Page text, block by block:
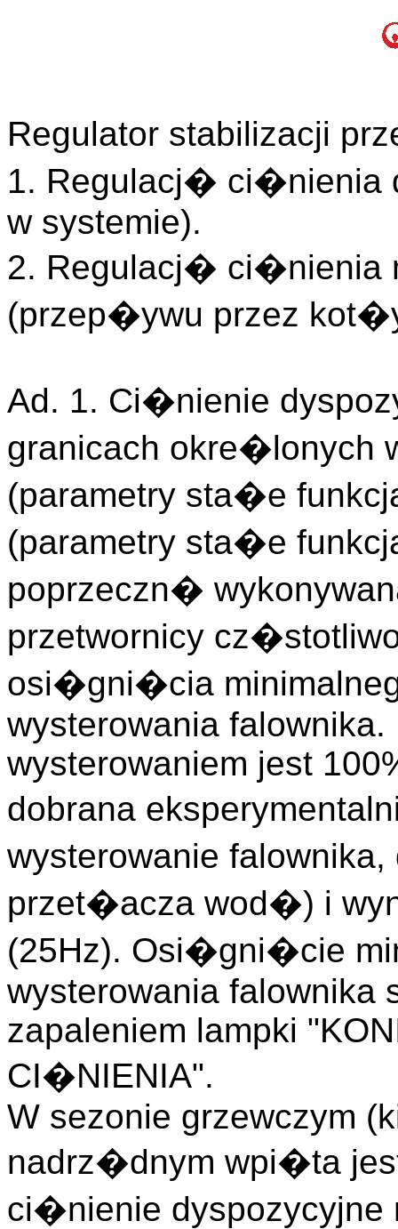
Regulator stabilizacji
1. Regulacj� ci�nienia
w systemie).
2. Regulacj� ci�nienia
(przep�ywu przez
Ad. 1. Ci�nienie
granicach
(parametry sta�e
(parametry sta�e
poprzeczn�
przetwornicy
osi�gni�cia
wysterowania falownika.
wysterowaniem jest
dobrana
wysterowanie
przet�acza wod�) i
(25Hz). Osi�gni�cie
wysterowania falownika
zapaleniem lampki
CI�NIENIA".
W sezonie grzewczym
nadrz�dnym wpi�ta
ci�nienie dyspozycyjne